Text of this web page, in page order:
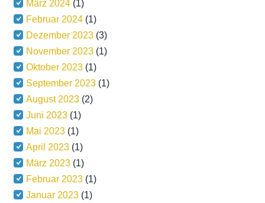
März 2024 (1)
Februar 2024 (1)
Dezember 2023 (3)
November 2023 (1)
Oktober 2023 (1)
September 2023 (1)
August 2023 (2)
Juni 2023 (1)
Mai 2023 (1)
April 2023 (1)
März 2023 (1)
Februar 2023 (1)
Januar 2023 (1)